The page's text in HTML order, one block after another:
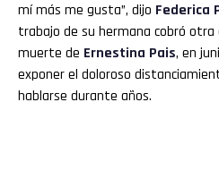
mí más me gusta”, dijo Federica
trabajo de su hermana cobró otra
muerte de Ernestina Pais, en
exponer el doloroso
hablarse durante años.